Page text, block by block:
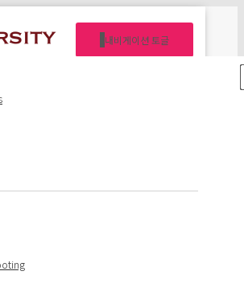
내비게이션 토글